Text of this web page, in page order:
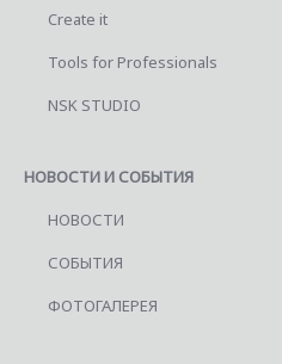
Create it
Tools for Professionals
NSK STUDIO
НОВОСТИ И СОБЫТИЯ
НОВОСТИ
СОБЫТИЯ
ФОТОГАЛЕРЕЯ